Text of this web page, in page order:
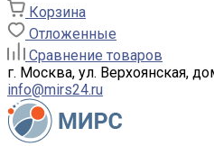
Корзина
Отложенные
Сравнение товаров
г. Москва, ул. Верхоянская,
info@mirs24.ru